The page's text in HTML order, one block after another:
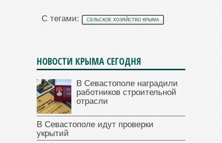
С тегами: СЕЛЬСКОЕ ХОЗЯЙСТВО КРЫМА
НОВОСТИ КРЫМА СЕГОДНЯ
В Севастополе наградили
работников строительной
отрасли
В Севастополе идут проверки
укрытий